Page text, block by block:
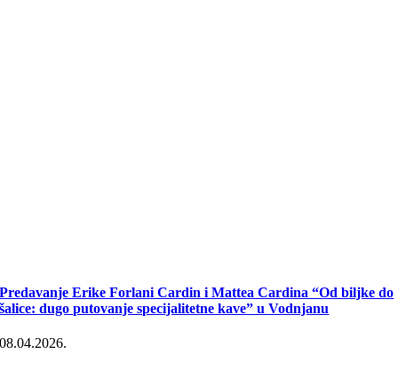
Predavanje Erike Forlani Cardin i Mattea Cardina “Od biljke do
šalice: dugo putovanje specijalitetne kave” u Vodnjanu
08.04.2026.